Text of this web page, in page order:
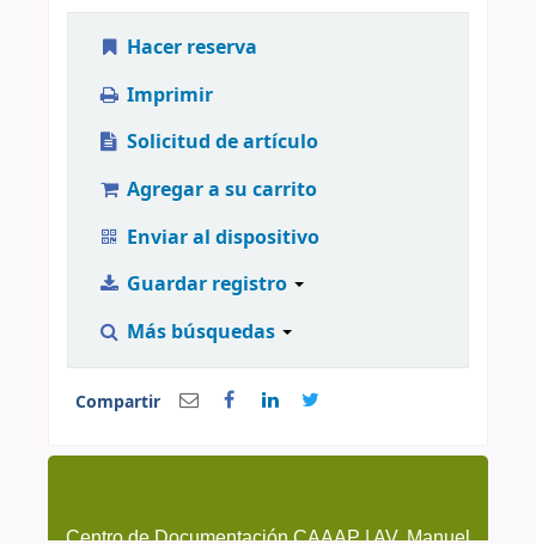
Hacer reserva
Imprimir
Solicitud de artículo
Agregar a su carrito
Enviar al dispositivo
Guardar registro
Más búsquedas
Compartir
Centro de Documentación CAAAP | AV. Manuel